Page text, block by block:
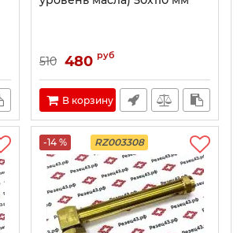
510 480 руб
В корзину
-14 % RZ003308